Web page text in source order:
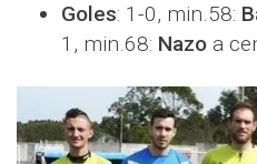
Goles: 1-0, min.58:
1, min.68: Nazo a